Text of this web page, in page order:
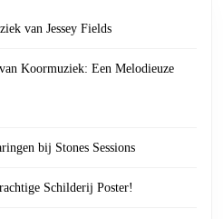
van Jessey Fields
Koormuziek: Een Melodieuze
bij Stones Sessions
Schilderij Poster!